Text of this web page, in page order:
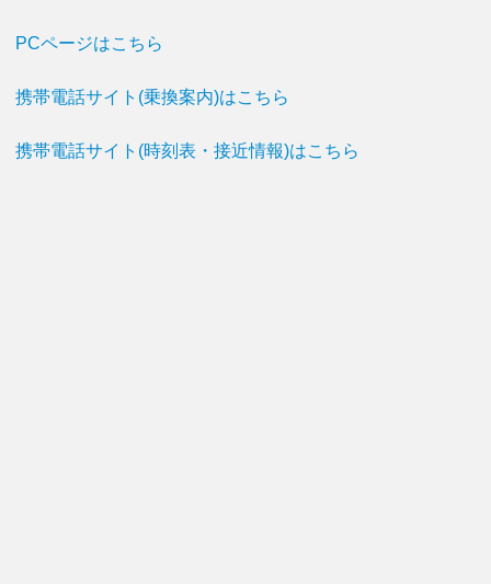
PCページはこちら
携帯電話サイト(乗換案内)はこちら
携帯電話サイト(時刻表・接近情報)はこちら